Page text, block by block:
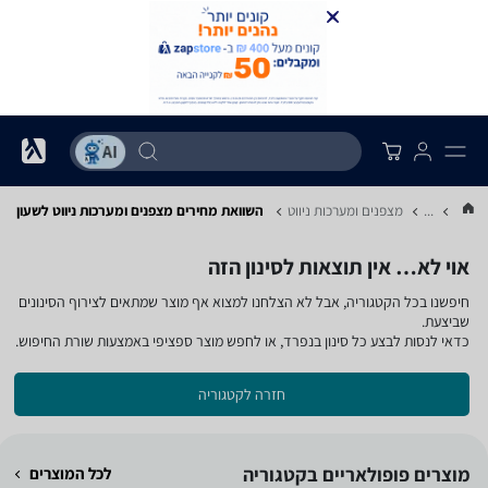
... מצפנים ומערכות ניווט השוואת מחירים מצפנים ומערכות ניווט ‏לשעון
אוי לא… אין תוצאות לסינון הזה
חיפשנו בכל הקטגוריה, אבל לא הצלחנו למצוא אף מוצר שמתאים לצירוף הסינונים
שביצעת.
כדאי לנסות לבצע כל סינון בנפרד, או לחפש מוצר ספציפי באמצעות שורת החיפוש.
חזרה לקטגוריה
מוצרים פופולאריים בקטגוריה לכל המוצרים